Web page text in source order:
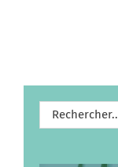
Rechercher: